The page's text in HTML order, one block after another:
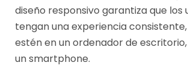
diseño responsivo garantiza que los
tengan una experiencia
estén en un ordenador de
un smartphone.